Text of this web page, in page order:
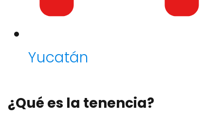
Yucatán
¿Qué es la tenencia?